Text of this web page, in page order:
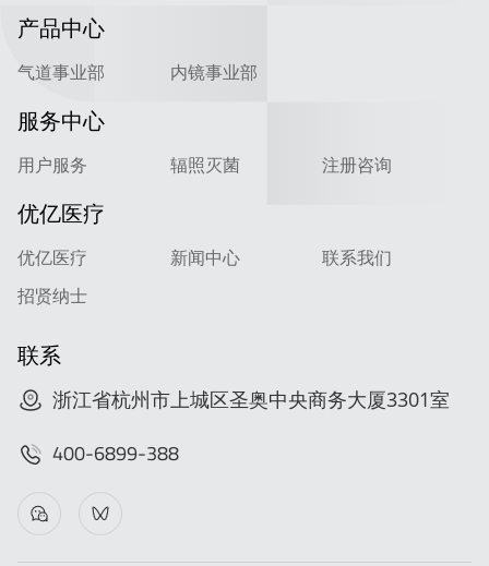
产品中心
气道事业部 内镜事业部
服务中心
用户服务 辐照灭菌 注册咨询
优亿医疗
优亿医疗 新闻中心
联系我们
招贤纳士
联系
浙江省杭州市上城区圣奥中央商务大厦3301室
400-6899-388